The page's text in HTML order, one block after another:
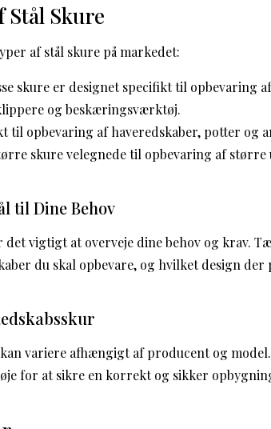
Skure
af stål skure på markedet:
skure er designet specifikt til opbevaring
og beskæringsværktøj.
til opbevaring af haveredskaber, potter og
skure velegnede til opbevaring af større
til Dine Behov
vigtigt at overveje dine behov og krav.
du skal opbevare, og hvilket design der
variere afhængigt af producent og
for at sikre en korrekt og sikker